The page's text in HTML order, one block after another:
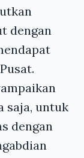
dengan
saja, untuk
dengan